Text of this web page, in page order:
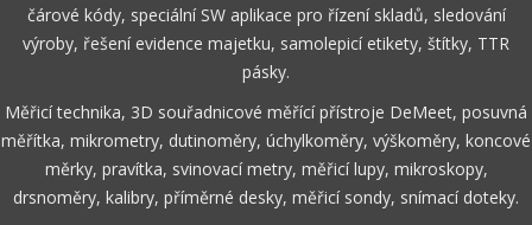
čárové kódy, speciální SW aplikace pro řízení skladů, sledování
výroby, řešení evidence majetku, samolepicí etikety, štítky, TTR
pásky.
Měřicí technika, 3D souřadnicové měřící přístroje DeMeet, posuvná
měřítka, mikrometry, dutinoměry, úchylkoměry, výškoměry, koncové
měrky, pravítka, svinovací metry, měřicí lupy, mikroskopy,
drsnoměry, kalibry, příměrné desky, měřicí sondy, snímací doteky.